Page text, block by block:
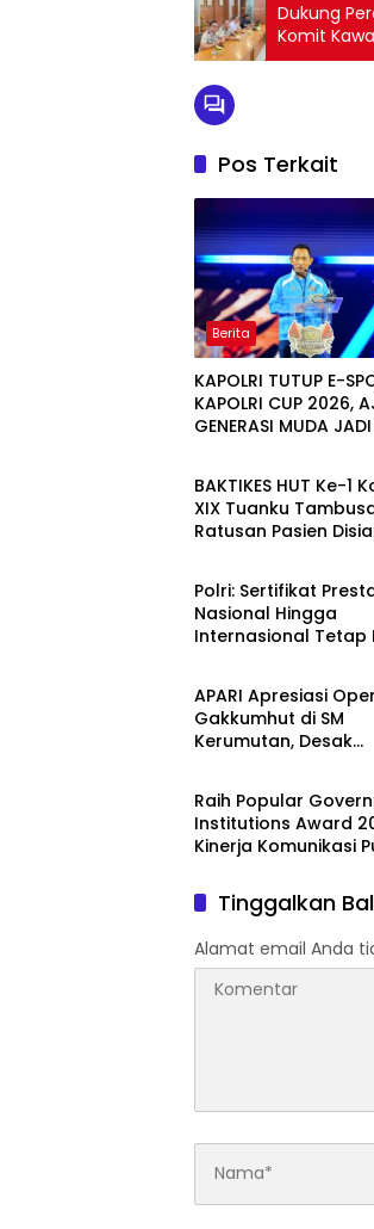
Dukung
Komit
Pos Terkait
Berita
KAPOLRI TUTUP E-
KAPOLRI CUP 2026,
GENERASI MUDA
Berita
BAKTIKES HUT Ke-1
XIX Tuanku
Ratusan Pasien
Berita
Polri: Sertifikat
Nasional Hingga
Internasional Tetap
Berita
APARI Apresiasi
Gakkumhut di SM
Kerumutan, Desak
Berita
Raih Popular
Institutions Award
Kinerja Komunikasi
Kembali Diakui
Tinggalkan
Alamat email Anda